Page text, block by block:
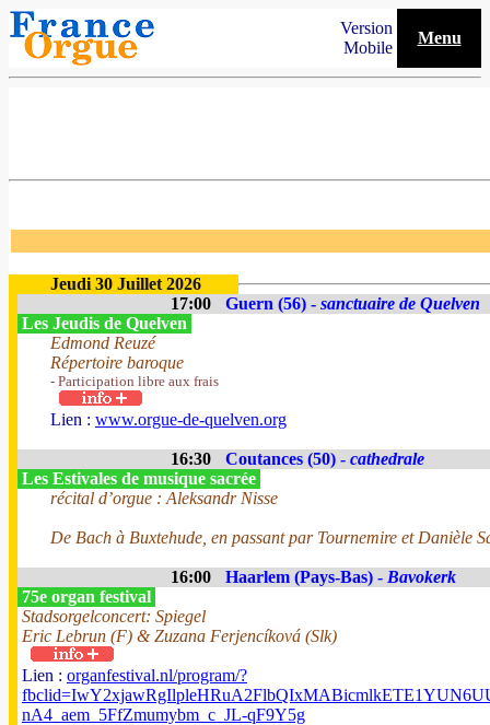
Version
Mobile
Menu
Jeudi 30 Juillet 2026
17:00
Guern (56) - sanctuaire de Quelven
Les Jeudis de Quelven
Edmond Reuzé
Répertoire baroque
- Participation libre aux frais
Lien : www.orgue-de-quelven.org
16:30 Coutances (50) - cathedrale
Les Estivales de musique sacrée
récital d’orgue : Aleksandr Nisse
De Bach à Buxtehude, en passant par Tournemire et Danièle
16:00 Haarlem (Pays-Bas) - Bavokerk
75e organ festival
Stadsorgelconcert: Spiegel
Eric Lebrun (F) & Zuzana Ferjencíková (Slk)
Lien : organfestival.nl/program/?
nA4_aem_5FfZmumybm_c_JL-qF9Y5g